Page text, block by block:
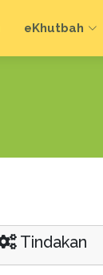
eKhutbah
Tindakan